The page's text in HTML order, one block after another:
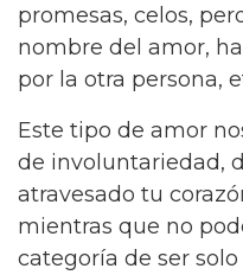
promesas, celos,
nombre del amor,
por la otra persona,
Este tipo de amor
de involuntariedad,
atravesado tu
mientras que no
categoría de ser